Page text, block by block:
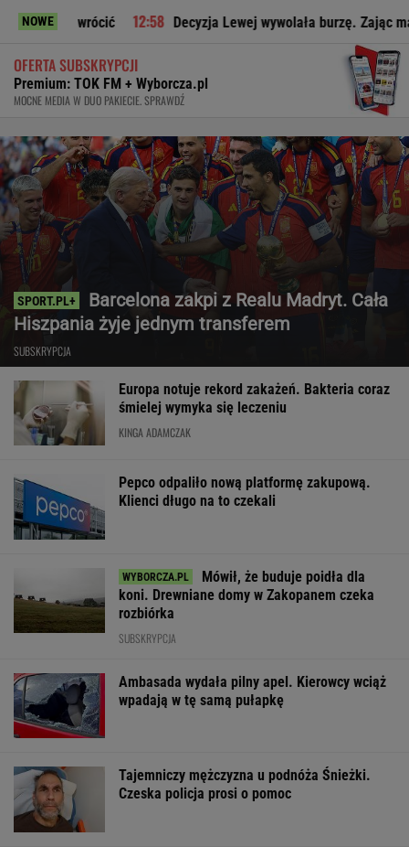
NOWE Decyzja Lewej wywolała burzę. Zając ma jasne
OFERTA SUBSKRYPCJI
Premium: TOK FM + Wyborcza.pl
MOCNE MEDIA W DUO PAKIECIE. SPRAWDŹ
Barcelona zakpi z Realu Madryt. Cała
Hiszpania żyje jednym transferem
SUBSKRYPCJA
Europa notuje rekord zakażeń. Bakteria coraz
śmielej wymyka się leczeniu
KINGA ADAMCZAK
Pepco odpaliło nową platformę zakupową.
Klienci długo na to czekali
Mówił, że buduje poidła dla
koni. Drewniane domy w Zakopanem czeka
rozbiórka
SUBSKRYPCJA
Ambasada wydała pilny apel. Kierowcy wciąż
wpadają w tę samą pułapkę
Tajemniczy mężczyzna u podnóża Śnieżki.
Czeska policja prosi o pomoc